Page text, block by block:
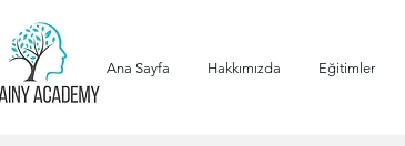
Ana Sayfa Hakkımızda Eğitimler